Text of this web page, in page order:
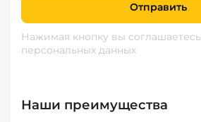
Отправить
Нажимая кнопку вы соглашаетесь
персональных данных
Наши преимущества